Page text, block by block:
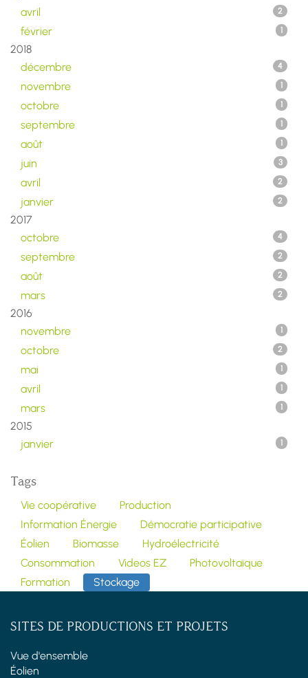
avril 2
février 1
2018
décembre
4
novembre 1
octobre 1
septembre 1
août 1
juin 3
avril 2
janvier 2
2017
octobre
4
septembre 2
août 2
mars 2
2016
novembre
1
octobre 2
mai 1
avril 1
mars 1
2015
janvier
1
Tags
Vie coopérative
Production
Information Énergie
Démocratie participative
Éolien
Biomasse
Hydroélectricité
Consommation
Videos EZ
Photovoltaïque
Formation
Stockage
SITES DE PRODUCTIONS ET PROJETS
Vue d'ensemble
Éolien